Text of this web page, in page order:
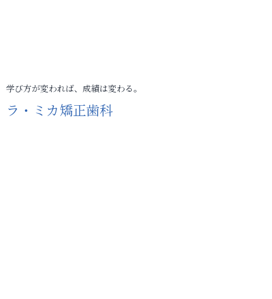
学び方が変われば、成績は変わる。
ラ・ミカ矯正歯科